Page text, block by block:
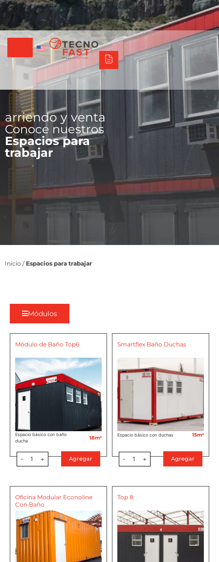
Síguenos +56 2 27905000+56 9 3469 5135
Tecno Fast Perú AlcoTriumph BalatTecno Panel
arriendo y venta
Conoce nuestros
Espacios para
trabajar
Inicio / Espacios para trabajar
Módulos
Módulo de Baño Top6
Espacio básico con baño
ducha
18m²
- 1 + Agregar
Smartflex Baño Duchas
Espacio básico con duchas 15m²
- 1 + Agregar
Oficina Modular Econoline
Con Baño
Top 8